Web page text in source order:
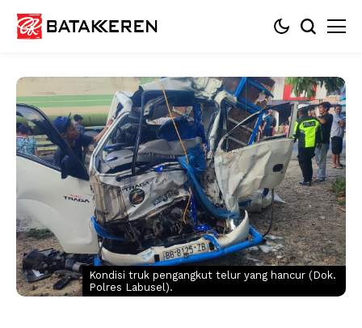
Kondisi truk pengangkut telur yang hancur (Dok.
Polres Labusel).